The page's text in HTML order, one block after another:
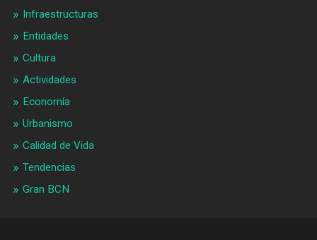
Infraestructuras
Entidades
Cultura
Actividades
Economía
Urbanismo
Calidad de Vida
Tendencias
Gran BCN